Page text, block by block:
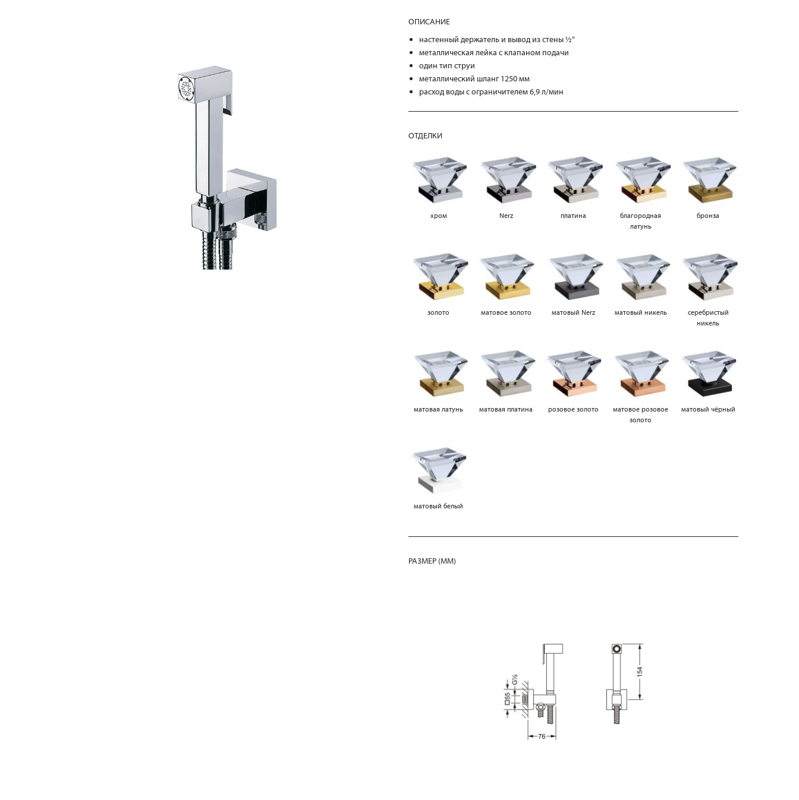
ОПИСАНИЕ
настенный держатель и вывод из стены ½“
металлическая лейка с клапаном подачи
один тип струи
металлический шланг 1250 мм
расход воды с ограничителем 6,9 л/мин
ОТДЕЛКИ
хром Nerz платина
благородная
латунь
бронза
золото матовое золото матовый Nerz матовый никель
серебристый
никель
матовая латунь матовая платина розовое золото
матовое розовое
золото
матовый чёрный
матовый белый
РАЗМЕР (MM)